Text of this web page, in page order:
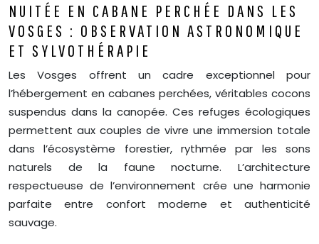
NUITÉE EN CABANE PERCHÉE DANS LES
VOSGES : OBSERVATION ASTRONOMIQUE
ET SYLVOTHÉRAPIE
Les Vosges offrent un cadre exceptionnel pour
l’hébergement en cabanes perchées, véritables cocons
suspendus dans la canopée. Ces refuges écologiques
permettent aux couples de vivre une immersion totale
dans l’écosystème forestier, rythmée par les sons
naturels de la faune nocturne. L’architecture
respectueuse de l’environnement crée une harmonie
parfaite entre confort moderne et authenticité
sauvage.